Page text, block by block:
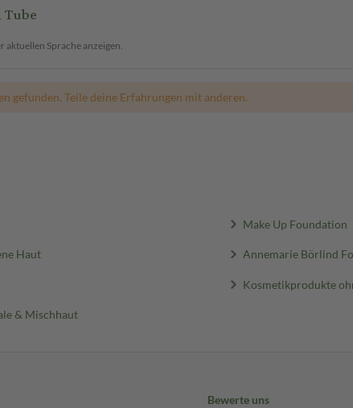
aktuellen Sprache anzeigen.
gefunden. Teile deine Erfahrungen mit anderen.
Make Up Foundation
Haut Annemarie Börlind
Kosmetikprodukte
& Mischhaut
Bewerte uns